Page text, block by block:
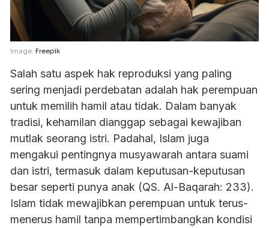
Image: Freepik
Salah satu aspek hak reproduksi yang paling
sering menjadi perdebatan adalah hak perempuan
untuk memilih hamil atau tidak. Dalam banyak
tradisi, kehamilan dianggap sebagai kewajiban
mutlak seorang istri. Padahal, Islam juga
mengakui pentingnya musyawarah antara suami
dan istri, termasuk dalam keputusan-keputusan
besar seperti punya anak (QS. Al-Baqarah: 233).
Islam tidak mewajibkan perempuan untuk terus-
menerus hamil tanpa mempertimbangkan kondisi